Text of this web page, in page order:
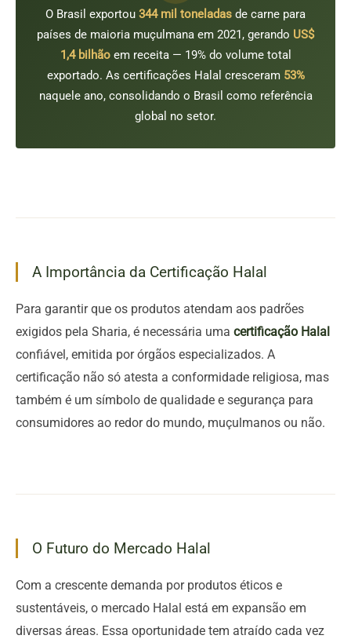
O Brasil exportou 344 mil toneladas de carne para
países de maioria muçulmana em 2021, gerando US$
1,4 bilhãoem receita — 19% do volume total
exportado. As certificações Halal cresceram 53%
naquele ano, consolidando o Brasil como referência
global no setor.
A Importância da Certificação Halal
Para garantir que os produtos atendam aos padrões
exigidos pela Sharia, é necessária uma certificação Halal
confiável, emitida por órgãos especializados. A
certificação não só atesta a conformidade religiosa, mas
também é um símbolo de qualidade e segurança para
consumidores ao redor do mundo, muçulmanos ou não.
O Futuro do Mercado Halal
Com a crescente demanda por produtos éticos e
sustentáveis, o mercado Halal está em expansão em
diversas áreas. Essa oportunidade tem atraído cada vez